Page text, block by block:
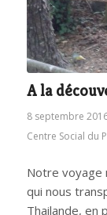
A la
8 septembre
Centre Social du
Notre voyage
qui nous
Thailande, en